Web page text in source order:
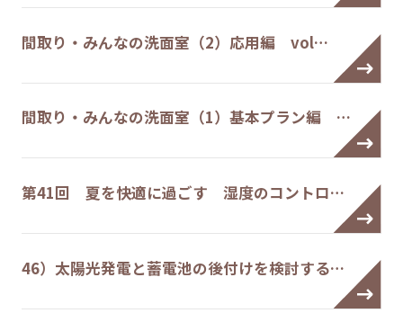
間取り・みんなの洗面室（2）応用編 vol…
間取り・みんなの洗面室（1）基本プラン編 …
第41回 夏を快適に過ごす 湿度のコントロ…
46）太陽光発電と蓄電池の後付けを検討する…